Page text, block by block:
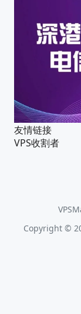
友情链接
VPS收割者
Copyright ©